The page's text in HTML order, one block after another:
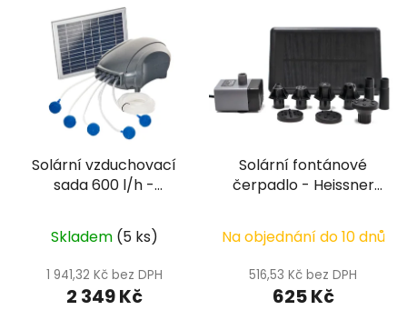
Solární vzduchovací
sada 600 l/h -
Skladem (5 ks)
1 941,32 Kč bez DPH
2 349 Kč
Solární fontánové
čerpadlo - Heissner
Na objednání do 10 dnů
516,53 Kč bez DPH
625 Kč